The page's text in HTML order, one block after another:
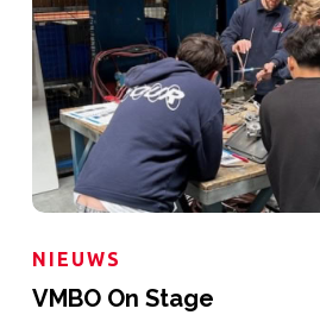
NIEUWS
VMBO On Stage